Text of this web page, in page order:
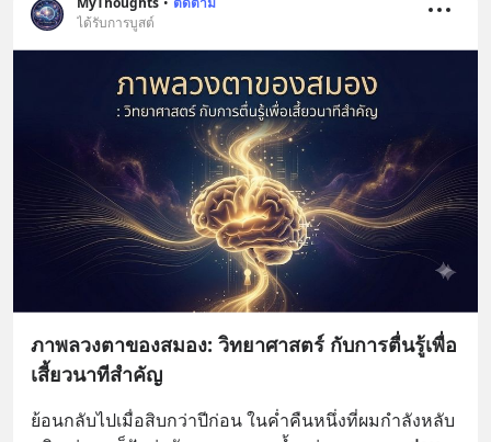
ได้รับการบูสต์
ภาพลวงตาของสมอง: วิทยาศาสตร์ กับการตื่นรู้เพื่อ
เสี้ยวนาทีสำคัญ
ย้อนกลับไปเมื่อสิบกว่าปีก่อน ในค่ำคืนหนึ่งที่ผมกำลังหลับ